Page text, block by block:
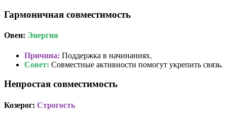
Гармоничная совместимость
Овен: Энергия
Причина: Поддержка в начинаниях.
Совет: Совместные активности помогут укрепить связь.
Непростая совместимость
Козерог: Строгость